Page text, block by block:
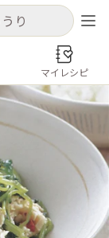
キャンセル
録
キャンセル
ンツ
こし
マイレシピ